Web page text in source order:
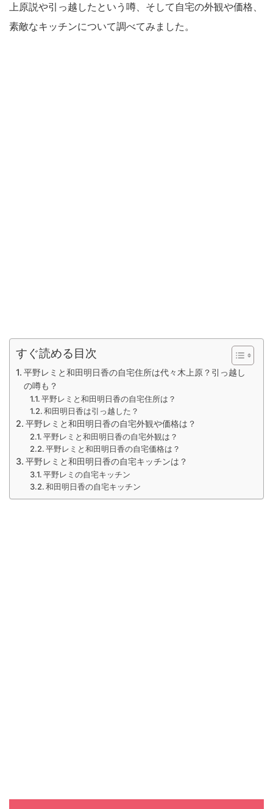
上原説や引っ越したという噂、そして自宅の外観や価格、
素敵なキッチンについて調べてみました。
すぐ読める目次
平野レミと和田明日香の自宅住所は代々木上原？引っ越し
の噂も？
平野レミと和田明日香の自宅住所は？
和田明日香は引っ越した？
平野レミと和田明日香の自宅外観や価格は？
平野レミと和田明日香の自宅外観は？
平野レミと和田明日香の自宅価格は？
平野レミと和田明日香の自宅キッチンは？
平野レミの自宅キッチン
和田明日香の自宅キッチン